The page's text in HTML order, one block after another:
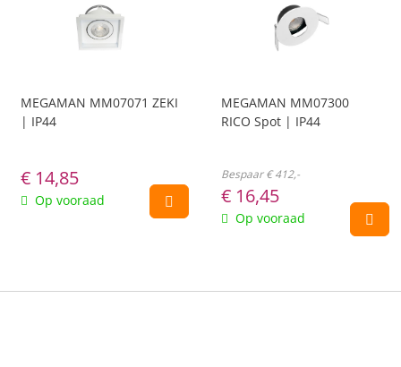
MEGAMAN MM07071 ZEKI
| IP44
€ 14,85
Op vooraad
MEGAMAN MM07300
RICO Spot | IP44
Bespaar € 412,-
€ 16,45
Op vooraad